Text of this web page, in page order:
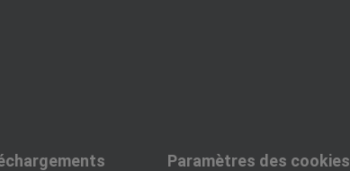
Paramètres des cookies